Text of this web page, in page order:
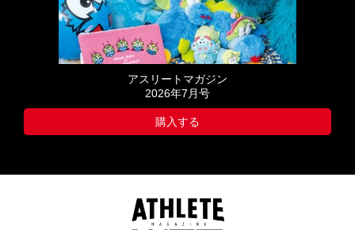
アスリートマガジン
2026年7月号
購入する